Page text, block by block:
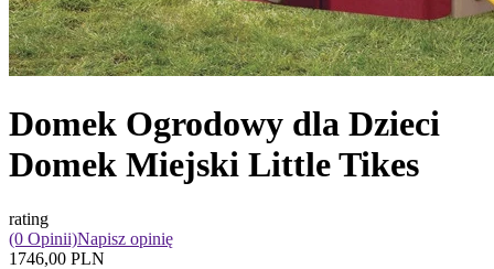
Domek Ogrodowy dla Dzieci
Domek Miejski Little Tikes
rating
(0 Opinii)Napisz opinię
1746,00 PLN